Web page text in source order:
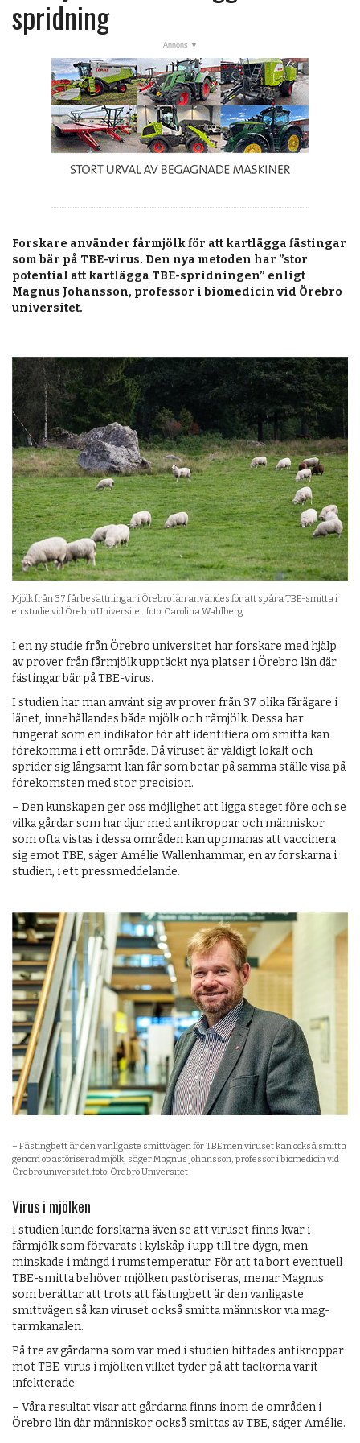
Veckans nyheter
RSS-flöde
OPINION
KALENDER
MARKNAD
TJÄNSTER
JOBB
ANNONSERA
PRENUMERERA
spridning
Forskare använder fårmjölk för att kartlägga fästingar
som bär på TBE-virus. Den nya metoden har ”stor
potential att kartlägga TBE-spridningen” enligt
Magnus Johansson, professor i biomedicin vid Örebro
universitet.
Mjölk från 37 fårbesättningar i Örebro län användes för att spåra TBE-smitta i
en studie vid Örebro Universitet. foto: Carolina Wahlberg
I en ny studie från Örebro universitet har forskare med hjälp
av prover från fårmjölk upptäckt nya platser i Örebro län där
fästingar bär på TBE-virus.
I studien har man använt sig av prover från 37 olika fårägare i
länet, innehållandes både mjölk och råmjölk. Dessa har
fungerat som en indikator för att identifiera om smitta kan
förekomma i ett område. Då viruset är väldigt lokalt och
sprider sig långsamt kan får som betar på samma ställe visa på
förekomsten med stor precision.
– Den kunskapen ger oss möjlighet att ligga steget före och se
vilka gårdar som har djur med antikroppar och människor
som ofta vistas i dessa områden kan uppmanas att vaccinera
sig emot TBE, säger Amélie Wallenhammar, en av forskarna i
studien, i ett pressmeddelande.
– Fästingbett är den vanligaste smittvägen för TBE men viruset kan också smitta
genom opastöriserad mjölk, säger Magnus Johansson, professor i biomedicin vid
Örebro universitet. foto: Örebro Universitet
Virus i mjölken
I studien kunde forskarna även se att viruset finns kvar i
fårmjölk som förvarats i kylskåp i upp till tre dygn, men
minskade i mängd i rumstemperatur. För att ta bort eventuell
TBE-smitta behöver mjölken pastöriseras, menar Magnus
som berättar att trots att fästingbett är den vanligaste
smittvägen så kan viruset också smitta människor via mag-
tarmkanalen.
På tre av gårdarna som var med i studien hittades antikroppar
mot TBE-virus i mjölken vilket tyder på att tackorna varit
infekterade.
– Våra resultat visar att gårdarna finns inom de områden i
Örebro län där människor också smittas av TBE, säger Amélie.